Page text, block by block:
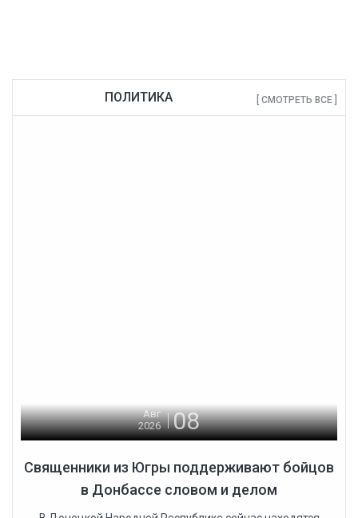
ПОЛИТИКА [ СМОТРЕТЬ ВСЕ ]
Авг
2026
08
Священники из Югры поддерживают бойцов
в Донбассе словом и делом